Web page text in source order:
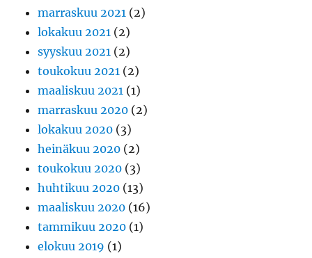
marraskuu 2021 (2)
lokakuu 2021 (2)
syyskuu 2021 (2)
toukokuu 2021 (2)
maaliskuu 2021 (1)
marraskuu 2020 (2)
lokakuu 2020 (3)
heinäkuu 2020 (2)
toukokuu 2020 (3)
huhtikuu 2020 (13)
maaliskuu 2020 (16)
tammikuu 2020 (1)
elokuu 2019 (1)